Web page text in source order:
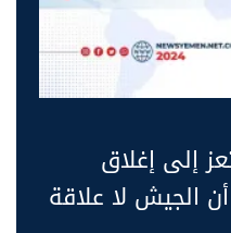
إلى إغلاق
الجيش لا علاقة